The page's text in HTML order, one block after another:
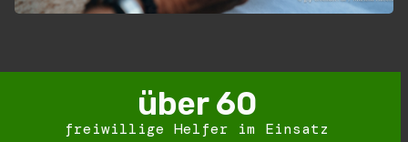
freiwillige Helfer im Einsatz
über 60